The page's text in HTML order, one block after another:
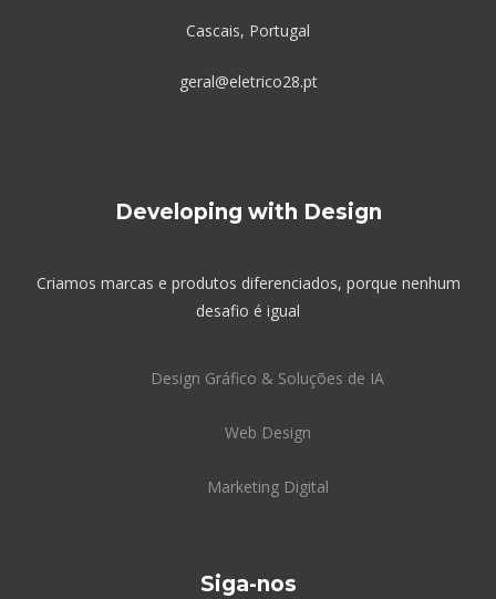
Cascais, Portugal
geral@eletrico28.pt
Developing with Design
Criamos marcas e produtos diferenciados, porque nenhum
desafio é igual
Design Gráfico & Soluções de IA
Web Design
Marketing Digital
Siga-nos